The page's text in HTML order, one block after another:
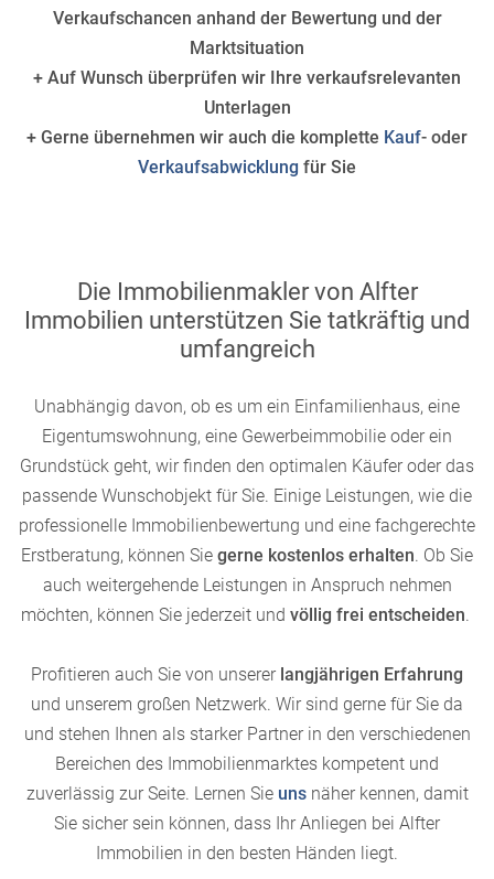
Verkaufschancen anhand der Bewertung und der
Marktsituation
+ Auf Wunsch überprüfen wir Ihre verkaufsrelevanten
Unterlagen
+ Gerne übernehmen wir auch die komplette Kauf- oder
Verkaufsabwicklung für Sie
Die Immobilienmakler von Alfter
Immobilien unterstützen Sie tatkräftig und
umfangreich
Unabhängig davon, ob es um ein Einfamilienhaus, eine
Eigentumswohnung, eine Gewerbeimmobilie oder ein
Grundstück geht, wir finden den optimalen Käufer oder das
passende Wunschobjekt für Sie. Einige Leistungen, wie die
professionelle Immobilienbewertung und eine fachgerechte
Erstberatung, können Sie gerne kostenlos erhalten. Ob Sie
auch weitergehende Leistungen in Anspruch nehmen
möchten, können Sie jederzeit und völlig frei entscheiden.
Profitieren auch Sie von unserer langjährigen Erfahrung
und unserem großen Netzwerk. Wir sind gerne für Sie da
und stehen Ihnen als starker Partner in den verschiedenen
Bereichen des Immobilienmarktes kompetent und
zuverlässig zur Seite. Lernen Sie uns näher kennen, damit
Sie sicher sein können, dass Ihr Anliegen bei Alfter
Immobilien in den besten Händen liegt.